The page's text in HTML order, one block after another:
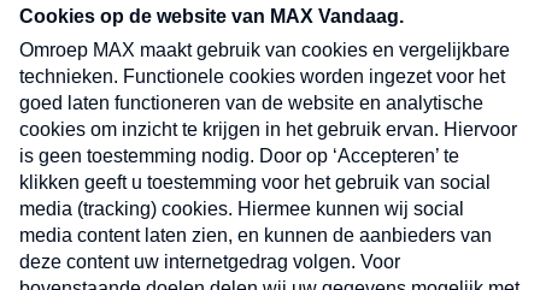
nieuwsbrief. Elke vrijdag- en dinsdagochtend in
uw mailbox.
Verzend